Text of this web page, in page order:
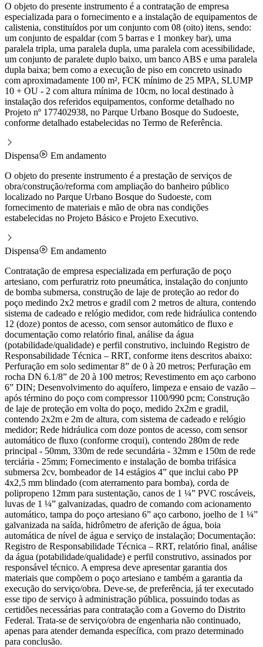
O objeto do presente instrumento é a contratação de empresa
especializada para o fornecimento e a instalação de equipamentos de
calistenia, constituídos por um conjunto com 08 (oito) itens, sendo:
um conjunto de espaldar (com 5 barras e 1 monkey bar), uma
paralela tripla, uma paralela dupla, uma paralela com acessibilidade,
um conjunto de paralete duplo baixo, um banco ABS e uma paralela
dupla baixa; bem como a execução de piso em concreto usinado
com aproximadamente 100 m², FCK mínimo de 25 MPA, SLUMP
10 + OU - 2 com altura mínima de 10cm, no local destinado à
instalação dos referidos equipamentos, conforme detalhado no
Projeto nº 177402938, no Parque Urbano Bosque do Sudoeste,
conforme detalhado estabelecidas no Termo de Referência.
Dispensa
Em andamento
O objeto do presente instrumento é a prestação de serviços de
obra/construção/reforma com ampliação do banheiro público
localizado no Parque Urbano Bosque do Sudoeste, com
fornecimento de materiais e mão de obra nas condições
estabelecidas no Projeto Básico e Projeto Executivo.
Dispensa
Em andamento
Contratação de empresa especializada em perfuração de poço
artesiano, com perfuratriz roto pneumática, instalação do conjunto
de bomba submersa, construção de laje de proteção ao redor do
poço medindo 2x2 metros e gradil com 2 metros de altura, contendo
sistema de cadeado e relógio medidor, com rede hidráulica contendo
12 (doze) pontos de acesso, com sensor automático de fluxo e
documentação como relatório final, análise da água
(potabilidade/qualidade) e perfil construtivo, incluindo Registro de
Responsabilidade Técnica – RRT, conforme itens descritos abaixo:
Perfuração em solo sedimentar 8” de 0 à 20 metros; Perfuração em
rocha DN 6.1/8” de 20 à 100 metros; Revestimento em aço carbono
6” DIN; Desenvolvimento do aquífero, limpeza e ensaio de vazão –
após término do poço com compressor 1100/990 pcm; Construção
de laje de proteção em volta do poço, medido 2x2m e gradil,
contendo 2x2m e 2m de altura, com sistema de cadeado e relógio
medidor; Rede hidráulica com doze pontos de acesso, com sensor
automático de fluxo (conforme croqui), contendo 280m de rede
principal - 50mm, 330m de rede secundária - 32mm e 150m de rede
terciária - 25mm; Fornecimento e instalação de bomba trifásica
submersa 2cv, bombeador de 14 estágios 4” que inclui cabo PP
4x2,5 mm blindado (com aterramento para bomba), corda de
polipropeno 12mm para sustentação, canos de 1 ¼” PVC roscáveis,
luvas de 1 ¼” galvanizadas, quadro de comando com acionamento
automático, tampa do poço artesiano 6” aço carbono, joelho de 1 ¼”
galvanizada na saída, hidrômetro de aferição de água, boia
automática de nível de água e serviço de instalação; Documentação:
Registro de Responsabilidade Técnica – RRT, relatório final, análise
da água (potabilidade/qualidade) e perfil construtivo, assinados por
responsável técnico. A empresa deve apresentar garantia dos
materiais que compõem o poço artesiano e também a garantia da
execução do serviço/obra. Deve-se, de preferência, já ter executado
esse tipo de serviço à administração pública, possuindo todas as
certidões necessárias para contratação com a Governo do Distrito
Federal. Trata-se de serviço/obra de engenharia não continuado,
apenas para atender demanda específica, com prazo determinado
para conclusão.